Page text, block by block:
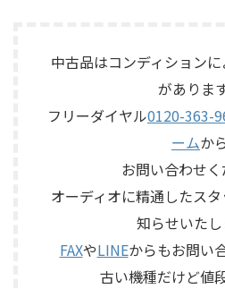
態、ユニットの状態、エッグ
シェル型エンクロージャー、角
度調整機構、スピーカー端
子、外観コンディション、保護
ネットやキャップなど付属品
の有無を確認しながら査定い
たしました。 買取商品：
ECLIPSE / イクリプス 型番：
TD510MK2 カテゴリ ...
中古品はコンディション
があります
フリーダイヤル0120-363-
ームか
お問い合わせく
オーディオに精通したス
知らせいたし
FAXやLINEからもお問い
古い機種だけど値